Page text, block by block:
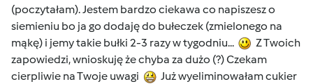
(poczytałam). Jestem bardzo ciekawa co napiszesz o
siemieniu bo ja go dodaję do bułeczek (zmielonego na
mąkę) i jemy takie bułki 2-3 razy w tygodniu...
Z Twoich
zapowiedzi, wnioskuję że chyba za dużo (?) Czekam
cierpliwie na Twoje uwagi
Już wyeliminowałam cukier